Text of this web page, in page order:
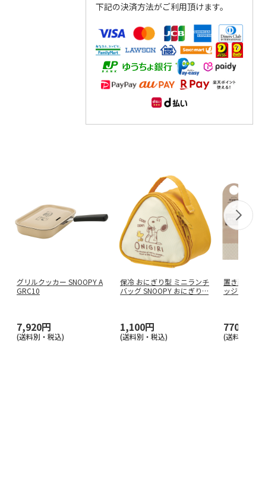
下記の決済方法がご利用頂けます。
グリルクッカー SNOOPY A
GRC10
7,920円
(送料別・税込)
保冷 おにぎり型 ミニランチ
バッグ SNOOPY おにぎり…
1,100円
(送料別・税込)
置き配シー
ッジ ZOS1
770円
(送料別・税